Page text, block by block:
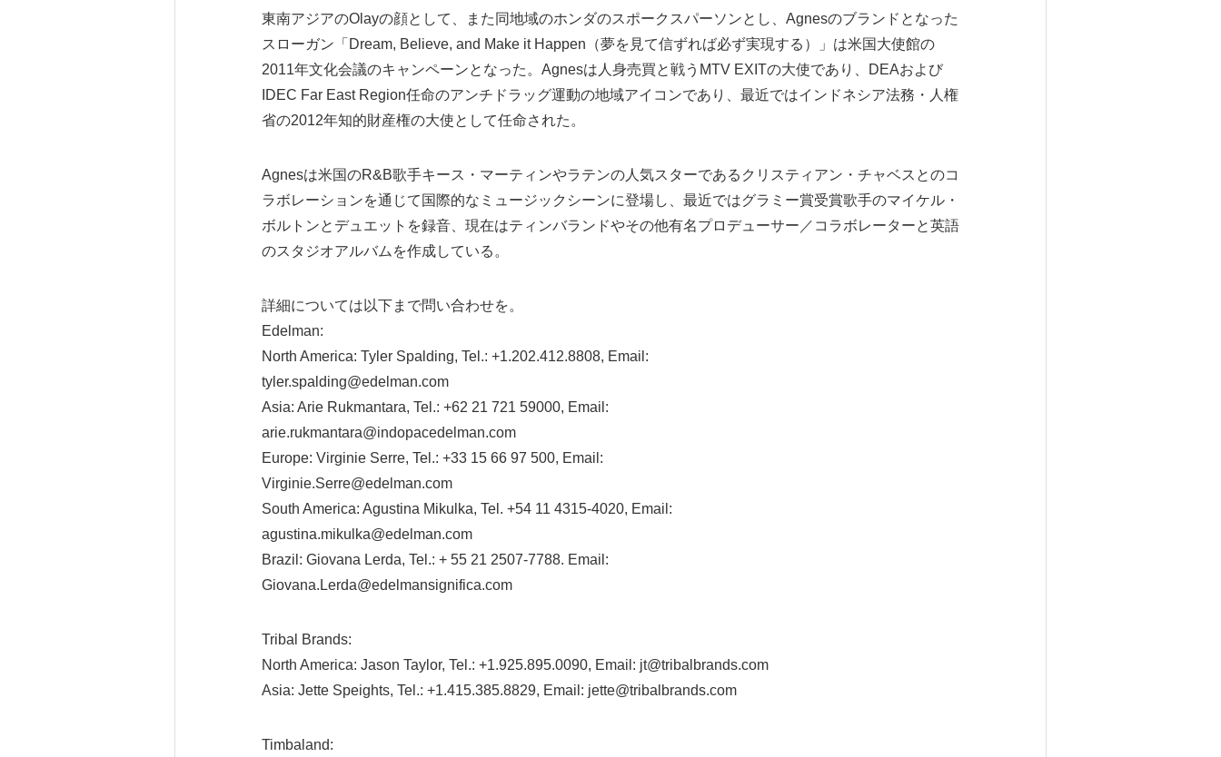
東南アジアのOlayの顔として、また同地域のホンダのスポークスパーソンとし、Agnesのブランドとなった
スローガン「Dream, Believe, and Make it Happen（夢を見て信ずれば必ず実現する）」は米国大使館の
2011年文化会議のキャンペーンとなった。Agnesは人身売買と戦うMTV EXITの大使であり、DEAおよび
IDEC Far East Region任命のアンチドラッグ運動の地域アイコンであり、最近ではインドネシア法務・人権
省の2012年知的財産権の大使として任命された。
Agnesは米国のR&B歌手キース・マーティンやラテンの人気スターであるクリスティアン・チャベスとのコ
ラボレーションを通じて国際的なミュージックシーンに登場し、最近ではグラミー賞受賞歌手のマイケル・
ボルトンとデュエットを録音、現在はティンバランドやその他有名プロデューサー／コラボレーターと英語
のスタジオアルバムを作成している。
詳細については以下まで問い合わせを。
Edelman:
North America: Tyler Spalding, Tel.: +1.202.412.8808, Email:
tyler.spalding@edelman.com
Asia: Arie Rukmantara, Tel.: +62 21 721 59000, Email:
arie.rukmantara@indopacedelman.com
Europe: Virginie Serre, Tel.: +33 15 66 97 500, Email:
Virginie.Serre@edelman.com
South America: Agustina Mikulka, Tel. +54 11 4315-4020, Email:
agustina.mikulka@edelman.com
Brazil: Giovana Lerda, Tel.: + 55 21 2507-7788. Email:
Giovana.Lerda@edelmansignifica.com
Tribal Brands:
North America: Jason Taylor, Tel.: +1.925.895.0090, Email: jt@tribalbrands.com
Asia: Jette Speights, Tel.: +1.415.385.8829, Email: jette@tribalbrands.com
Timbaland: